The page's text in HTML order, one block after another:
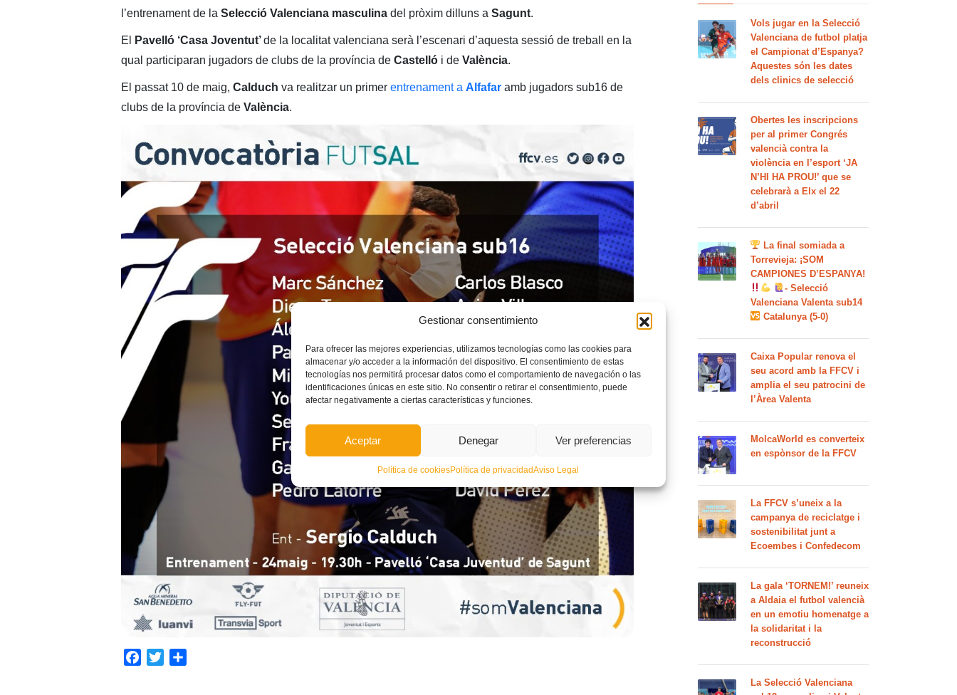
Gestionar consentimiento
Para ofrecer las mejores experiencias, utilizamos tecnologías como las cookies para
almacenar y/o acceder a la información del dispositivo. El consentimiento de estas
tecnologías nos permitirá procesar datos como el comportamiento de navegación o las
identificaciones únicas en este sitio. No consentir o retirar el consentimiento, puede
afectar negativamente a ciertas características y funciones.
Aceptar Denegar Ver preferencias
Política de cookiesPolítica de privacidadAviso Legal
l’entrenament de la Selecció Valenciana masculina del pròxim dilluns a Sagunt.
El Pavelló ‘Casa Joventut’de la localitat valenciana serà l’escenari d’aquesta sessió de treball en la
qual participaran jugadors de clubs de la província de Castelló i de València.
El passat 10 de maig, Calduch va realitzar un primer entrenament a Alfafar amb jugadors sub16 de
clubs de la província de València.
Facebook
Twitter
Vols jugar en la Selecció
Valenciana de futbol platja
el Campionat d’Espanya?
Aquestes són les dates
dels clinics de selecció
Obertes les inscripcions
per al primer Congrés
valencià contra la
violència en l’esport ‘JA
N’HI HA PROU!’ que se
celebrarà a Elx el 22
d’abril
La final somiada a
Torrevieja: ¡SOM
CAMPIONES D’ESPANYA!
- Selecció
Valenciana Valenta sub14
Catalunya (5-0)
Caixa Popular renova el
seu acord amb la FFCV i
amplia el seu patrocini de
l’Àrea Valenta
MolcaWorld es converteix
en espònsor de la FFCV
La FFCV s’uneix a la
campanya de reciclatge i
sostenibilitat junt a
Ecoembes i Confedecom
La gala ‘TORNEM!’ reuneix
a Aldaia el futbol valencià
en un emotiu homenatge a
la solidaritat i la
reconstrucció
La Selecció Valenciana